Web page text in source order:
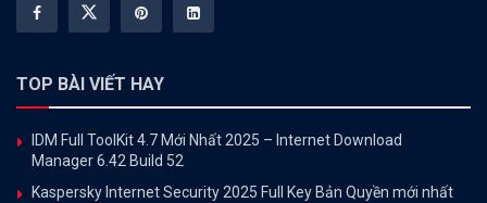
TOP BÀI VIẾT HAY
IDM Full ToolKit 4.7 Mới Nhất 2025 – Internet Download
Manager 6.42 Build 52
Kaspersky Internet Security 2025 Full Key Bản Quyền mới nhất